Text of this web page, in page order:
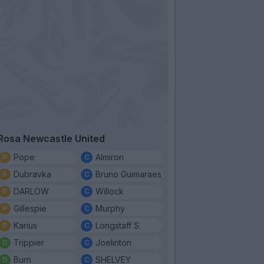
Newcastle United
Pope
Dubravka
DARLOW
Gillespie
Karius
Trippier
Burn
Almiron
Bruno Guimaraes
Willock
Murphy
Longstaff S.
Joelinton
SHELVEY